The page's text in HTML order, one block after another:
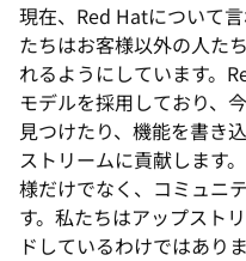
現在、Red Hatについて
たちはお客様以外の人た
れるようにしています。
モデルを採用しており、
見つけたり、機能を書き
ストリームに貢献します
様だけでなく、コミュニ
す。私たちはアップスト
ドしているわけではありま